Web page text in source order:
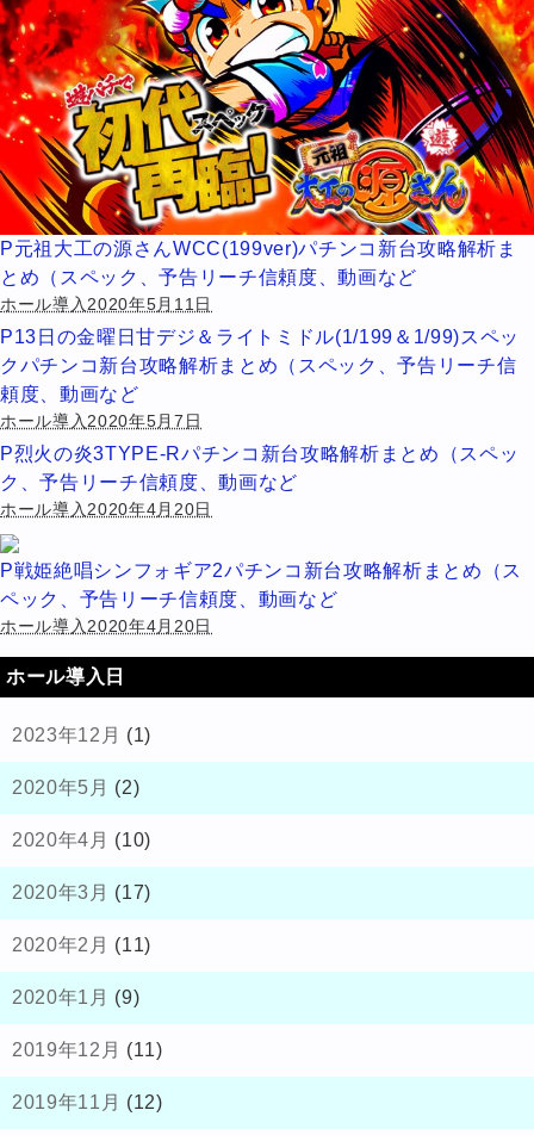
P元祖大工の源さんWCC(199ver)パチンコ新台攻略解析ま
とめ（スペック、予告リーチ信頼度、動画など
ホール導入2020年5月11日
P13日の金曜日甘デジ＆ライトミドル(1/199＆1/99)スペッ
クパチンコ新台攻略解析まとめ（スペック、予告リーチ信
頼度、動画など
ホール導入2020年5月7日
P烈火の炎3TYPE-Rパチンコ新台攻略解析まとめ（スペッ
ク、予告リーチ信頼度、動画など
ホール導入2020年4月20日
P戦姫絶唱シンフォギア2パチンコ新台攻略解析まとめ（ス
ペック、予告リーチ信頼度、動画など
ホール導入2020年4月20日
ホール導入日
2023年12月 (1)
2020年5月 (2)
2020年4月 (10)
2020年3月 (17)
2020年2月 (11)
2020年1月 (9)
2019年12月 (11)
2019年11月 (12)